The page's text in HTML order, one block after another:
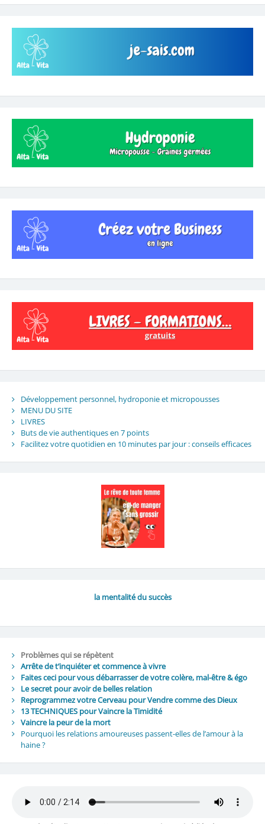
Développement personnel, hydroponie et micropousses
MENU DU SITE
LIVRES
Buts de vie authentiques en 7 points
Facilitez votre quotidien en 10 minutes par jour : conseils efficaces
la mentalité du succès
Problèmes qui se répètent
Arrête de t’inquiéter et commence à vivre
Faites ceci pour vous débarrasser de votre colère, mal-être & égo
Le secret pour avoir de belles relation
Reprogrammez votre Cerveau pour Vendre comme des Dieux
13 TECHNIQUES pour Vaincre la Timidité
Vaincre la peur de la mort
Pourquoi les relations amoureuses passent-elles de l’amour à la
haine ?